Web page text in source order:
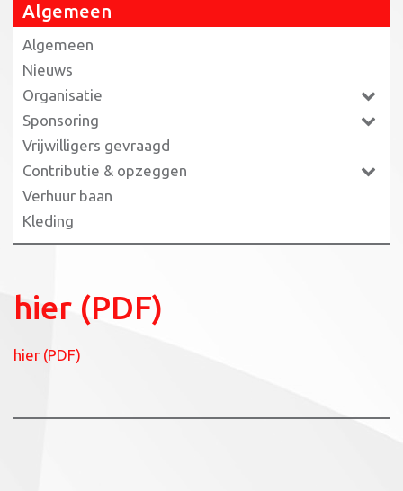
Algemeen
Algemeen
Nieuws
Organisatie
Sponsoring
Vrijwilligers gevraagd
Contributie & opzeggen
Verhuur baan
Kleding
hier (PDF)
hier (PDF)